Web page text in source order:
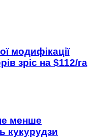
модифікації
зріс на $112/га
менше
кукурудзи